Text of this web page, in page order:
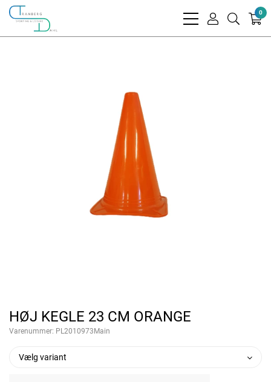
bars
user
search
0
HØJ KEGLE 23 CM ORANGE
Varenummer: PL2010973Main
Vælg variant